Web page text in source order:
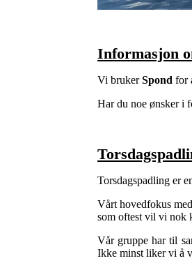
Informasjon
Vi brukerSpond for
Har du noe ønsker i
Torsdagspadling er
Vårt hovedfokus
som oftest vil vi nok
Vår gruppe har til
Ikke minst liker vi å